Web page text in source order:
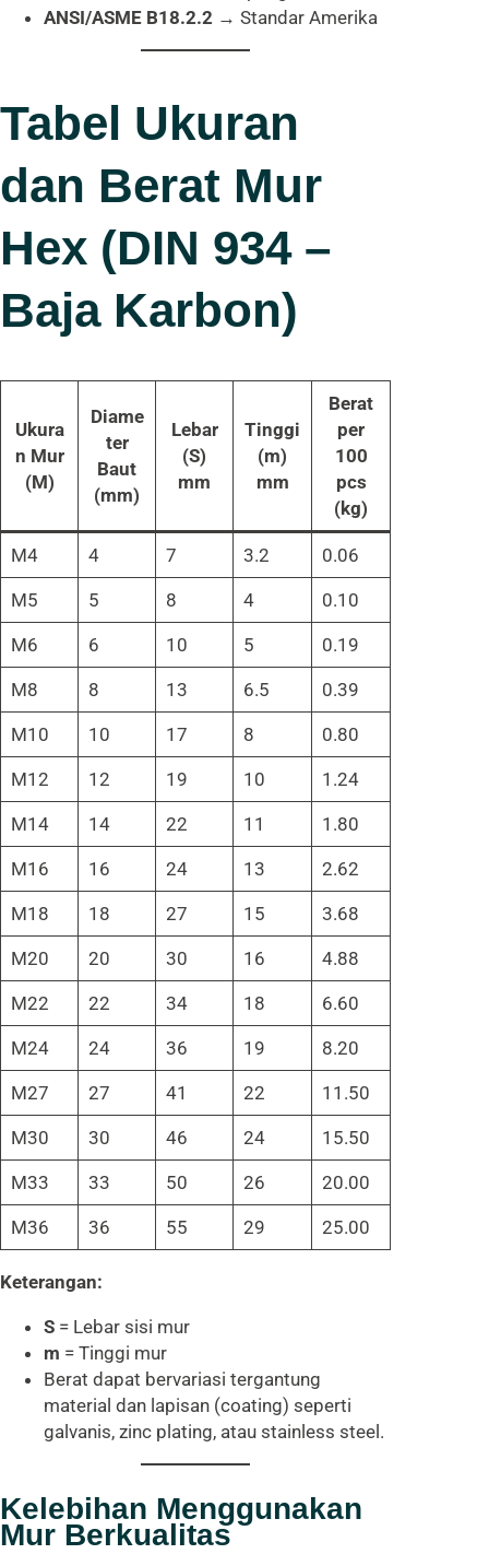
ANSI/ASME B18.2.2 → Standar Amerika
Tabel Ukuran
dan Berat Mur
Hex (DIN 934 –
Baja Karbon)
Ukura
n Mur
(M)
Diame
ter
Baut
(mm)
Lebar
(S)
mm
Tinggi
(m)
mm
Berat
per
100
pcs
(kg)
M4 4 7 3.2 0.06
M5 5 8 4 0.10
M6 6 10 5 0.19
M8 8 13 6.5 0.39
M10 10 17 8 0.80
M12 12 19 10 1.24
M14 14 22 11 1.80
M16 16 24 13 2.62
M18 18 27 15 3.68
M20 20 30 16 4.88
M22 22 34 18 6.60
M24 24 36 19 8.20
M27 27 41 22 11.50
M30 30 46 24 15.50
M33 33 50 26 20.00
M36 36 55 29 25.00
Keterangan:
S = Lebar sisi mur
m = Tinggi mur
Berat dapat bervariasi tergantung
material dan lapisan (coating) seperti
galvanis, zinc plating, atau stainless steel.
Kelebihan Menggunakan
Mur Berkualitas